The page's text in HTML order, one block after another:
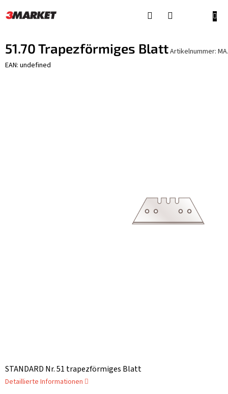
Inhalt
51.70 Trapezförmiges BlattArtikelnummer:
EAN: undefined
STANDARD Nr. 51 trapezförmiges Blatt
Detaillierte Informationen